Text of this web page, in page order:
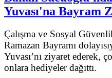
Yuvası'na Bayram
Çalışma ve Sosyal
Ramazan Bayramı
Yuvası’nı ziyaret ederek,
onlara hediyeler dağıttı.